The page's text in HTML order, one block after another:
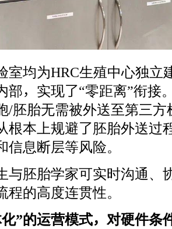
室均为HRC生殖中心独立
部，实现了“零距离”衔接
/胚胎无需被外送至第三
根本上规避了胚胎外送过
信息断层等风险。
与胚胎学家可实时沟通、
程的高度连贯性。
”的运营模式，对硬件条